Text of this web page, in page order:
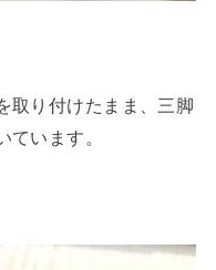
取り付けたまま、三脚
ています。